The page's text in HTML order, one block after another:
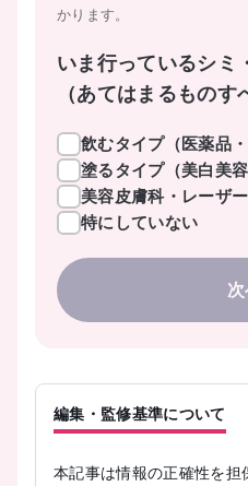
かります。
いま行っているシミ
（あてはまるものす
飲むタイプ（医薬品
塗るタイプ（美白美
美容皮膚科・レーザ
特にしていない
編集・監修基準について
本記事は情報の正確性を担